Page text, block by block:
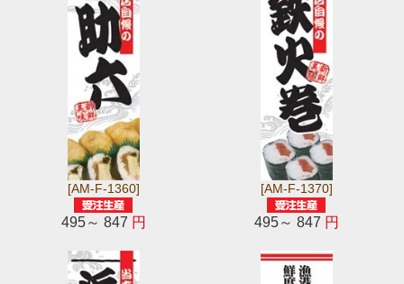
[AM-F-1360]
495～ 847 円
[AM-F-1370]
495～ 847 円